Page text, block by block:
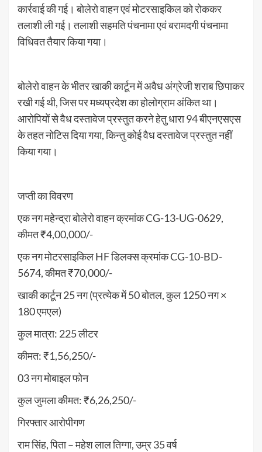
कार्रवाई की गई। बोलेरो वाहन एवं मोटरसाइकिल को रोककर
तलाशी ली गई। तलाशी सहमति पंचनामा एवं बरामदगी पंचनामा
विधिवत तैयार किया गया।
बोलेरो वाहन के भीतर खाकी कार्टून में अवैध अंग्रेजी शराब छिपाकर
रखी गई थी, जिस पर मध्यप्रदेश का होलोग्राम अंकित था।
आरोपियों से वैध दस्तावेज प्रस्तुत करने हेतु धारा 94 बीएनएसएस
के तहत नोटिस दिया गया, किन्तु कोई वैध दस्तावेज प्रस्तुत नहीं
किया गया।
जप्ती का विवरण
एक नग महेन्द्रा बोलेरो वाहन क्रमांक CG-13-UG-0629,
कीमत ₹4,00,000/-
एक नग मोटरसाइकिल HF डिलक्स क्रमांक CG-10-BD-
5674, कीमत ₹70,000/-
खाकी कार्टून 25 नग (प्रत्येक में 50 बोतल, कुल 1250 नग ×
180 एमएल)
कुल मात्रा: 225 लीटर
कीमत: ₹1,56,250/-
03 नग मोबाइल फोन
कुल जुमला कीमत: ₹6,26,250/-
गिरफ्तार आरोपीगण
राम सिंह, पिता – महेश लाल तिग्गा, उम्र 35 वर्ष